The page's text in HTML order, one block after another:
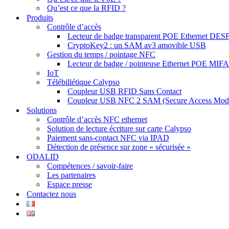
Qu’est ce que la RFID ?
Produits
Contrôle d’accès
Lecteur de badge transparent POE Ethernet
CryptoKey2 : un SAM av3 amovible USB
Gestion du temps / pointage NFC
Lecteur de badge / pointeuse Ethernet POE
IoT
Télébillétique Calypso
Coupleur USB RFID Sans Contact
Coupleur USB NFC 2 SAM (Secure Access
Solutions
Contrôle d’accès NFC ethernet
Solution de lecture écriture sur carte Calypso
Paiement sans-contact NFC via IPAD
Détection de présence sur zone « sécurisée »
ODALID
Compétences / savoir-faire
Les partenaires
Espace presse
Contactez nous